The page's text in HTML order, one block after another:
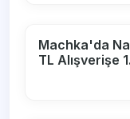
Machka'da
TL Alışverişe